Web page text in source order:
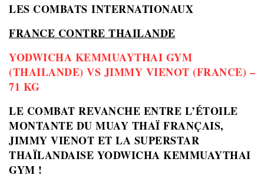
LES COMBATS INTERNATIONAUX
FRANCE CONTRE THAILANDE
YODWICHA KEMMUAYTHAI GYM
(THAILANDE) VS JIMMY VIENOT (FRANCE) –
71 KG
LE COMBAT REVANCHE ENTRE L’ÉTOILE
MONTANTE DU MUAY THAÏ FRANÇAIS,
JIMMY VIENOT ET LA SUPERSTAR
THAÏLANDAISE YODWICHA KEMMUAYTHAI
GYM !